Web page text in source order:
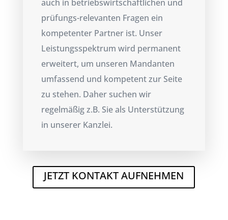
auch in betriebswirtschaftlichen und
prüfungs-relevanten Fragen ein
kompetenter Partner ist. Unser
Leistungsspektrum wird permanent
erweitert, um unseren Mandanten
umfassend und kompetent zur Seite
zu stehen. Daher suchen wir
regelmäßig z.B. Sie als Unterstützung
in unserer Kanzlei.
JETZT KONTAKT AUFNEHMEN